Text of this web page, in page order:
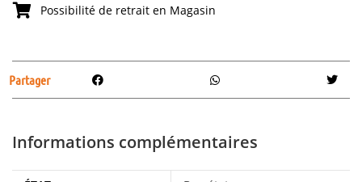
Possibilité de retrait en Magasin
Partager
Informations complémentaires